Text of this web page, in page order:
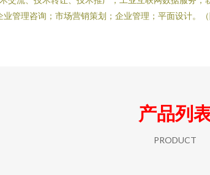
管理咨询；市场营销策划；企业管理；平面设计。
产品列
PRODUCT